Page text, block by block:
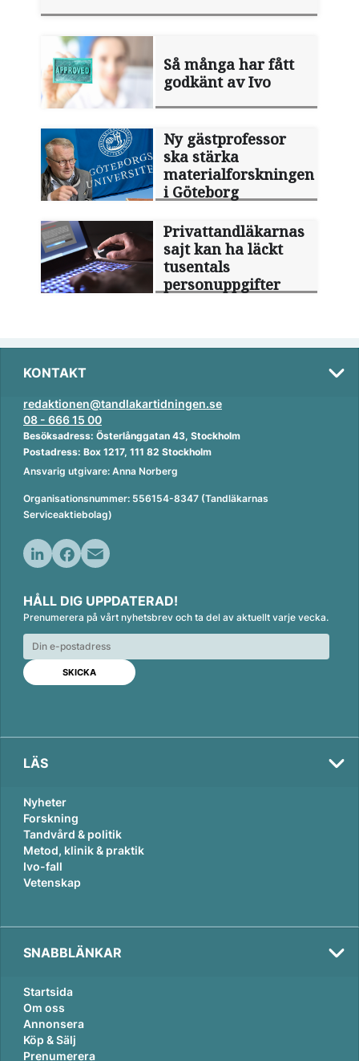
Så många har fått
godkänt av Ivo
Ny gästprofessor
ska stärka
materialforskningen
i Göteborg
Privattandläkarnas
sajt kan ha läckt
tusentals
personuppgifter
KONTAKT
redaktionen@tandlakartidningen.se
08 - 666 15 00
Besöksadress: Österlånggatan 43, Stockholm
Postadress: Box 1217, 111 82 Stockholm
Ansvarig utgivare: Anna Norberg
Organisationsnummer: 556154-8347 (Tandläkarnas
Serviceaktiebolag)
n
k
e
d
n
c
e
b
o
o
k
a
i
l
HÅLL DIG UPPDATERAD!
Prenumerera på vårt nyhetsbrev och ta del av aktuellt varje vecka.
LÄS
Nyheter
Forskning
Tandvård & politik
Metod, klinik & praktik
Ivo-fall
Vetenskap
SNABBLÄNKAR
Startsida
Om oss
Annonsera
Köp & Sälj
Prenumerera